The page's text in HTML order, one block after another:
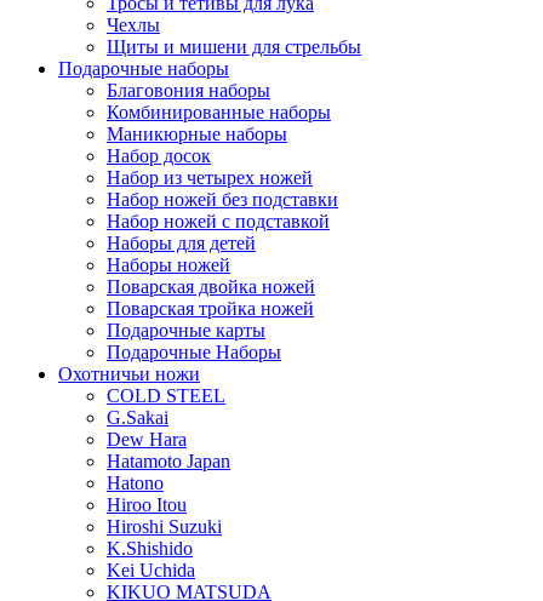
Чехлы
Щиты и мишени для стрельбы
Подарочные наборы
Благовония наборы
Комбинированные наборы
Маникюрные наборы
Набор досок
Набор из четырех ножей
Набор ножей без подставки
Набор ножей с подставкой
Наборы для детей
Наборы ножей
Поварская двойка ножей
Поварская тройка ножей
Подарочные карты
Подарочные Наборы
Охотничьи ножи
COLD STEEL
G.Sakai
Dew Hara
Hatamoto Japan
Hatono
Hiroo Itou
Hiroshi Suzuki
K.Shishido
Kei Uchida
KIKUO MATSUDA